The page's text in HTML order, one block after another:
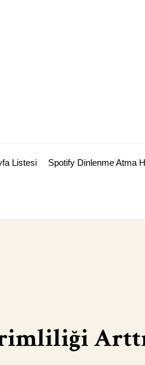
Listesi Spotify Dinlenme Atma